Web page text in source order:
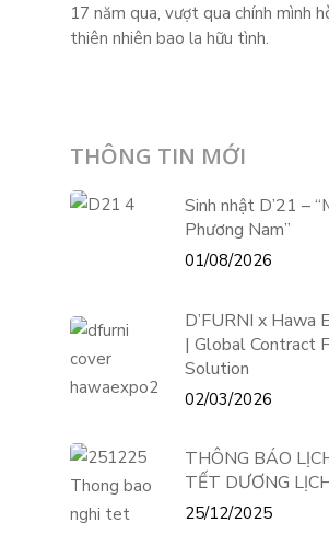
17 năm qua, vượt qua chính mình
thiên nhiên bao la hữu tình.
THÔNG TIN MỚI
Sinh nhật D’21 –
Phương Nam”
01/08/2026
D’FURNI x Hawa
| Global Contract
Solution
02/03/2026
THÔNG BÁO
TẾT DƯƠNG
25/12/2025